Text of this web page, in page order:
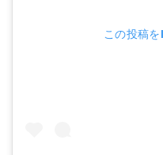
この投稿